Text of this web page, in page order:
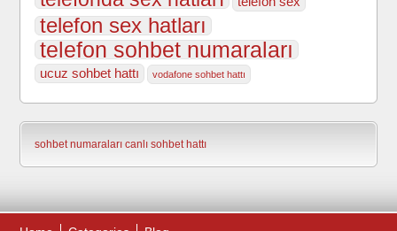
telefon sex hatları
telefon sohbet numaraları
ucuz sohbet hattı vodafone sohbet hattı
sohbet numaraları canlı sohbet hattı